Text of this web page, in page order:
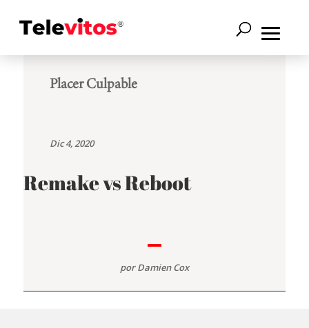
Placer Culpable
Dic 4, 2020
Remake vs Reboot
porDamien Cox